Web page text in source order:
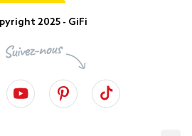
2025 - GiFi